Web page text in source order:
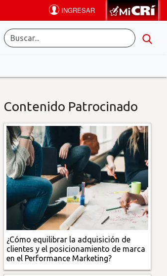
Contenido Patrocinado
¿Cómo equilibrar la adquisición de
clientes y el posicionamiento de marca
en el Performance Marketing?